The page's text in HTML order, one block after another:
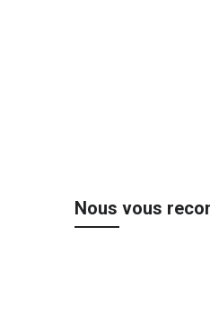
Nous vous